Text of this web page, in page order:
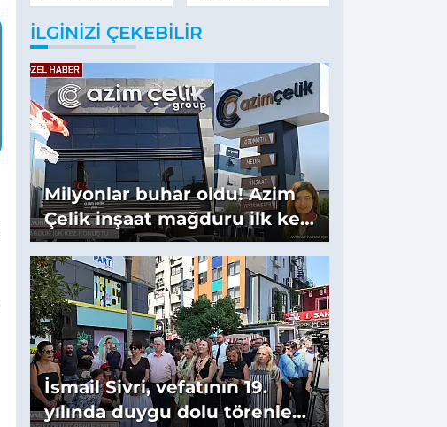
TL
imece ruhu
binlerce yıllık
İLGINIZI ÇEKEBILIR
Milyonlar buhar oldu! Azim
Çelik inşaat mağduru ilk kez
konuştu
İsmail Sivri, vefatının 19.
yılında duygu dolu törenle